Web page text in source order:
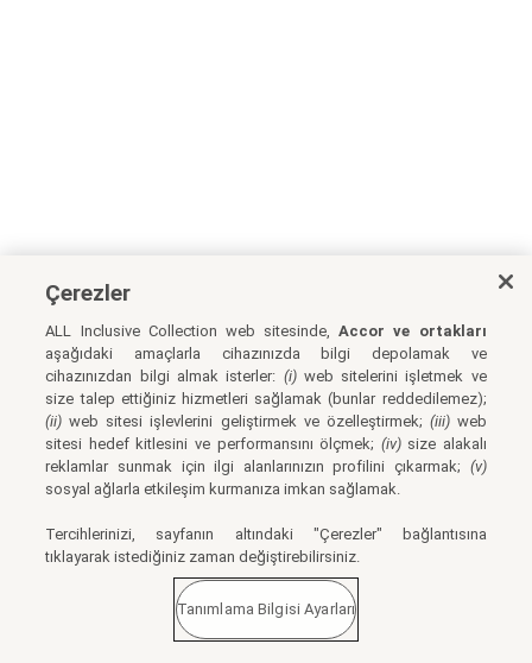
Çerezler
ALL Inclusive Collection web sitesinde,Accor ve ortakları
aşağıdaki amaçlarla cihazınızda bilgi depolamak ve
cihazınızdan bilgi almak isterler: (i)web sitelerini işletmek ve
size talep ettiğiniz hizmetleri sağlamak (bunlar reddedilemez);
(ii) web sitesi işlevlerini geliştirmek ve özelleştirmek; (iii)web
sitesi hedef kitlesini ve performansını ölçmek; (iv)size alakalı
reklamlar sunmak için ilgi alanlarınızın profilini çıkarmak; (v)
sosyal ağlarla etkileşim kurmanıza imkan sağlamak.
Tercihlerinizi, sayfanın altındaki "Çerezler" bağlantısına
tıklayarak istediğiniz zaman değiştirebilirsiniz.
Tanımlama Bilgisi Ayarları